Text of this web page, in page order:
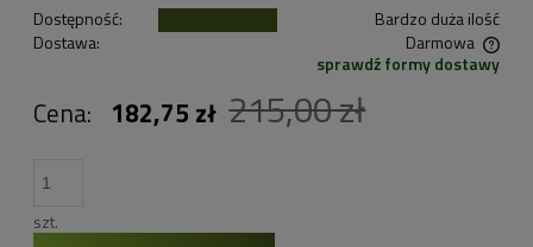
Dostępność:
Bardzo duża ilość
Dostawa:
Darmowa
Cena nie zawiera ewentualnych kosztów płatnościsprawdź formy dostawy
Cena: 182,75 zł 215,00 zł
szt.